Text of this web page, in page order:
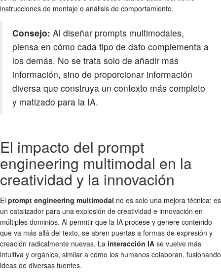
instrucciones de montaje o análisis de comportamiento.
Consejo: Al diseñar prompts multimodales,
piensa en cómo cada tipo de dato complementa a
los demás. No se trata solo de añadir más
información, sino de proporcionar información
diversa que construya un contexto más completo
y matizado para la IA.
El impacto del prompt
engineering multimodal en la
creatividad y la innovación
El prompt engineering multimodal no es solo una mejora técnica; es
un catalizador para una explosión de creatividad e innovación en
múltiples dominios. Al permitir que la IA procese y genere contenido
que va más allá del texto, se abren puertas a formas de expresión y
creación radicalmente nuevas. La interacción IA se vuelve más
intuitiva y orgánica, similar a cómo los humanos colaboran, fusionando
ideas de diversas fuentes.